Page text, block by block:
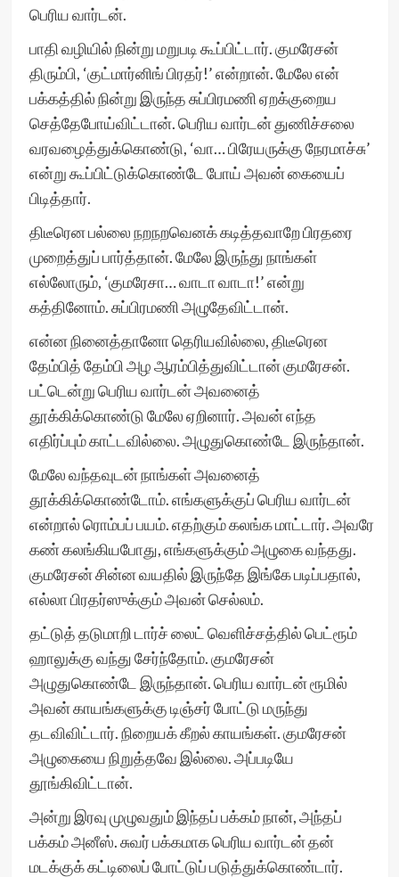
பெரிய வார்டன்.
பாதி வழியில் நின்று மறுபடி கூப்பிட்டார். குமரேசன்
திரும்பி, ‘குட்மார்னிங் பிரதர்!’ என்றான். மேலே என்
பக்கத்தில் நின்று இருந்த சுப்பிரமணி ஏறக்குறைய
செத்தேபோய்விட்டான். பெரிய வார்டன் துணிச்சலை
வரவழைத்துக்கொண்டு, ‘வா… பிரேயருக்கு நேரமாச்சு’
என்று கூப்பிட்டுக்கொண்டே போய் அவன் கையைப்
பிடித்தார்.
திடீரென பல்லை நறநறவெனக் கடித்தவாறே பிரதரை
முறைத்துப் பார்த்தான். மேலே இருந்து நாங்கள்
எல்லோரும், ‘குமரேசா… வாடா வாடா!’ என்று
கத்தினோம். சுப்பிரமணி அழுதேவிட்டான்.
என்ன நினைத்தானோ தெரியவில்லை, திடீரென
தேம்பித் தேம்பி அழ ஆரம்பித்துவிட்டான் குமரேசன்.
பட்டென்று பெரிய வார்டன் அவனைத்
தூக்கிக்கொண்டு மேலே ஏறினார். அவன் எந்த
எதிர்ப்பும் காட்டவில்லை. அழுதுகொண்டே இருந்தான்.
மேலே வந்தவுடன் நாங்கள் அவனைத்
தூக்கிக்கொண்டோம். எங்களுக்குப் பெரிய வார்டன்
என்றால் ரொம்பப் பயம். எதற்கும் கலங்க மாட்டார். அவரே
கண் கலங்கியபோது, எங்களுக்கும் அழுகை வந்தது.
குமரேசன் சின்ன வயதில் இருந்தே இங்கே படிப்பதால்,
எல்லா பிரதர்ஸுக்கும் அவன் செல்லம்.
தட்டுத் தடுமாறி டார்ச் லைட் வெளிச்சத்தில் பெட்ரூம்
ஹாலுக்கு வந்து சேர்ந்தோம். குமரேசன்
அழுதுகொண்டே இருந்தான். பெரிய வார்டன் ரூமில்
அவன் காயங்களுக்கு டிஞ்சர் போட்டு மருந்து
தடவிவிட்டார். நிறையக் கீறல் காயங்கள். குமரேசன்
அழுகையை நிறுத்தவே இல்லை. அப்படியே
தூங்கிவிட்டான்.
அன்று இரவு முழுவதும் இந்தப் பக்கம் நான், அந்தப்
பக்கம் அனீஸ். சுவர் பக்கமாக பெரிய வார்டன் தன்
மடக்குக் கட்டிலைப் போட்டுப் படுத்துக்கொண்டார்.